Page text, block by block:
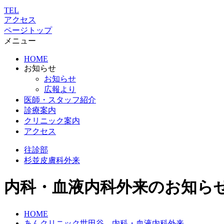
TEL
アクセス
ページトップ
メニュー
HOME
お知らせ
お知らせ
広報より
医師・スタッフ紹介
診療案内
クリニック案内
アクセス
往診部
杉並皮膚科外来
内科・血液内科外来のお知ら
HOME